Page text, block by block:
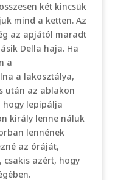
két kincsük
mind a ketten. Az
az apjától maradt
Della haja. Ha
a
a lakosztálya,
után az ablakon
hogy lepipálja
király lenne náluk
lennének
az óráját,
csakis azért, hogy